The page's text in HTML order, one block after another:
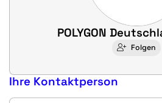
POLYGON
Folgen
Ihre Kontaktperson